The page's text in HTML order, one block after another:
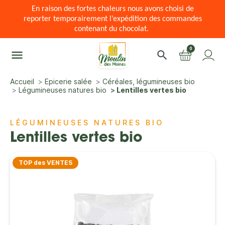
En raison des fortes chaleurs nous avons choisi de
reporter temporairement l’expédition des commandes
contenant du chocolat.
menu search 0
Accueil Epicerie salée
Céréales, légumineuses bio
Légumineuses natures bio
Lentilles vertes bio
LÉGUMINEUSES NATURES BIO
Lentilles vertes bio
TOP des VENTES